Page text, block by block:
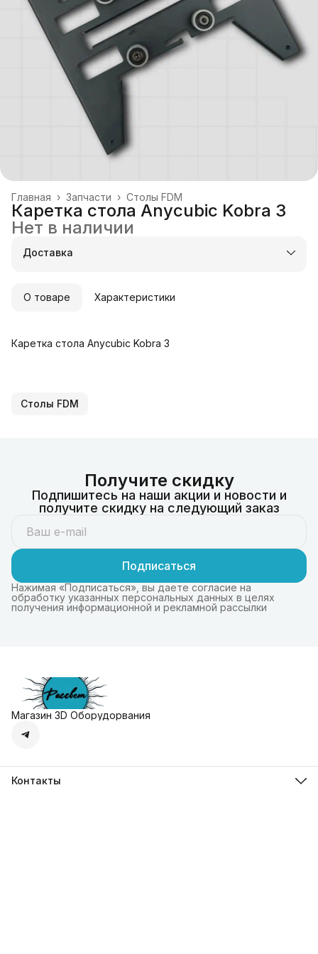
Столы FDM
Запчасти ›
Главная ›
Каретка стола Anycubic Kobra 3
Нет в наличии
Доставка
О товаре Характеристики
Каретка стола Anycubic Kobra 3
Столы FDM
Получите скидку
Подпишитесь на наши акции и новости и
получите скидку на следующий заказ
Подписаться
Нажимая «Подписаться», вы даете согласие на
обработку указанных персональных данных в целях
получения информационной и рекламной рассылки
Магазин 3D Оборудорвания
Контакты